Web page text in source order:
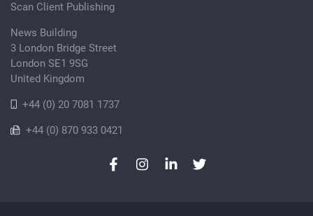
Scan Client Publishing
News Building
3 London Bridge Street
London SE1 9SG
United Kingdom
+44 (0) 20 7081 1737
+44 (0) 870 933 0421